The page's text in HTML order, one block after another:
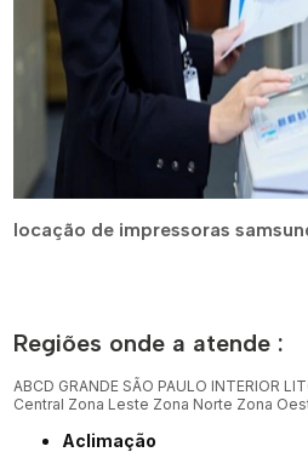
locação de impressoras
Regiões onde a atende :
ABCD GRANDE SÃO PAULO INTERIOR
Central Zona Leste Zona Norte Zona
Aclimação